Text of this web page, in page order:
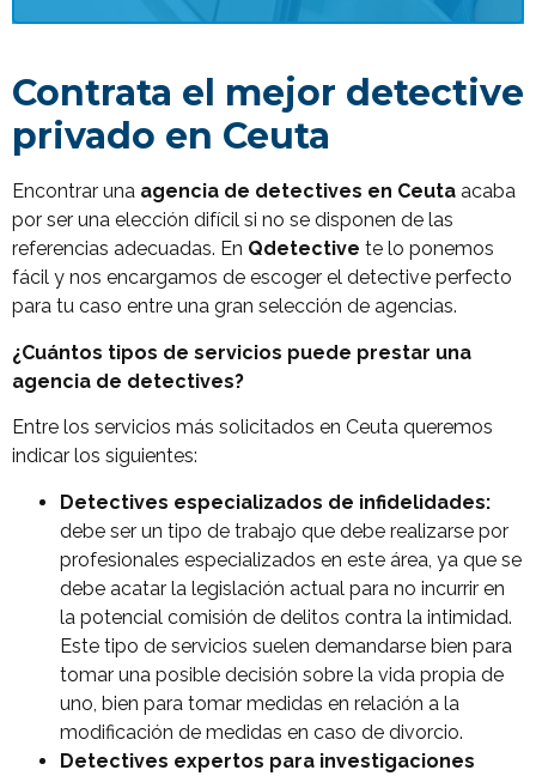
Contrata el mejor detective
privado en Ceuta
Encontrar una agencia de detectives en Ceuta acaba
por ser una elección difícil si no se disponen de las
referencias adecuadas. En Qdetective te lo ponemos
fácil y nos encargamos de escoger el detective perfecto
para tu caso entre una gran selección de agencias.
¿Cuántos tipos de servicios puede prestar una
agencia de detectives?
Entre los servicios más solicitados en Ceuta queremos
indicar los siguientes:
Detectives especializados de infidelidades:
debe ser un tipo de trabajo que debe realizarse por
profesionales especializados en este área, ya que se
debe acatar la legislación actual para no incurrir en
la potencial comisión de delitos contra la intimidad.
Este tipo de servicios suelen demandarse bien para
tomar una posible decisión sobre la vida propia de
uno, bien para tomar medidas en relación a la
modificación de medidas en caso de divorcio.
Detectives expertos para investigaciones